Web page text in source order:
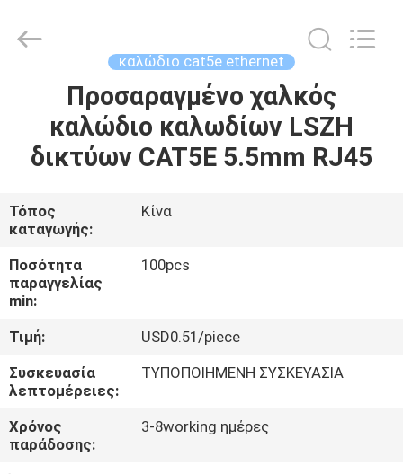
ΠΡΟΪΌΝΤΑ
ΠΕΡΊΠΟΥ
ΕΜΕΊΣ
ΓΎΡΟΣ
ΕΡΓΟΣΤΑΣΊΩΝ
ΠΟΙΟΤΙΚΌΣ
ΈΛΕΓΧΟΣ
Rights
καλώδιο cat5e ethernet
Προσαραγμένο χαλκός
καλώδιο καλωδίων LSZH
δικτύων CAT5E 5.5mm RJ45
Τόπος
καταγωγής:
Κίνα
Ποσότητα
παραγγελίας
min:
100pcs
Τιμή:
USD0.51/piece
Συσκευασία
λεπτομέρειες:
ΤΥΠΟΠΟΙΗΜΕΝΗ ΣΥΣΚΕΥΑΣΙΑ
Χρόνος
παράδοσης:
3-8working ημέρες